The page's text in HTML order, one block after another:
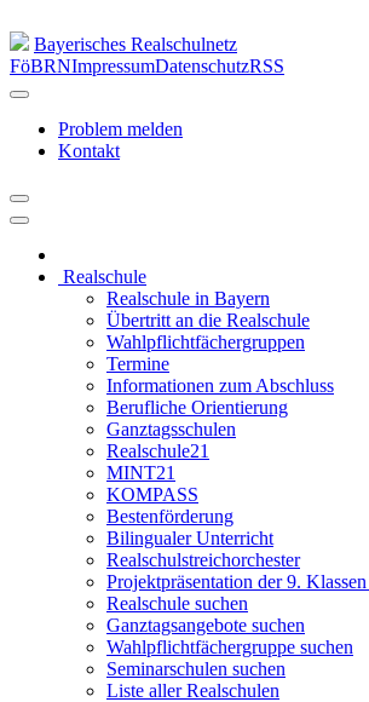
Bayerisches Realschulnetz
FöBRNImpressumDatenschutzRSS
Problem melden
Kontakt
Realschule
Realschule in Bayern
Übertritt an die Realschule
Wahlpflichtfächergruppen
Termine
Informationen zum Abschluss
Berufliche Orientierung
Ganztagsschulen
Realschule21
MINT21
KOMPASS
Bestenförderung
Bilingualer Unterricht
Realschulstreichorchester
Projektpräsentation der 9.
Realschule suchen
Ganztagsangebote suchen
Wahlpflichtfächergruppe suchen
Seminarschulen suchen
Liste aller Realschulen